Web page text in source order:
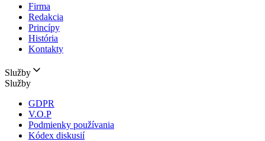
Firma
Redakcia
Princípy
História
Kontakty
Služby
Služby
GDPR
V.O.P
Podmienky používania
Kódex diskusií